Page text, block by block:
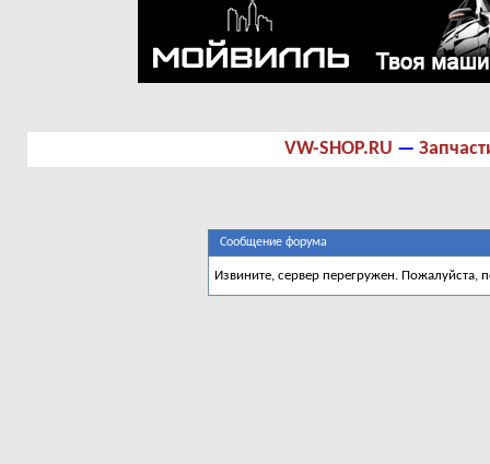
VW-SHOP.RU —
Сообщение форума
Извините, сервер перегружен. Пожалуйста,